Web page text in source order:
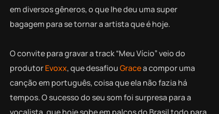
em diversos gêneros, o que lhe deu uma super
bagagem para se tornar a artista que é hoje.
O convite para gravar a track “Meu Vício” veio do
produtorEvoxx, que desafiouGracea compor uma
canção em português, coisa que ela não fazia há
tempos. O sucesso do seu som foi surpresa para a
vocalista, que hoje sobe em palcos do Brasil todo para